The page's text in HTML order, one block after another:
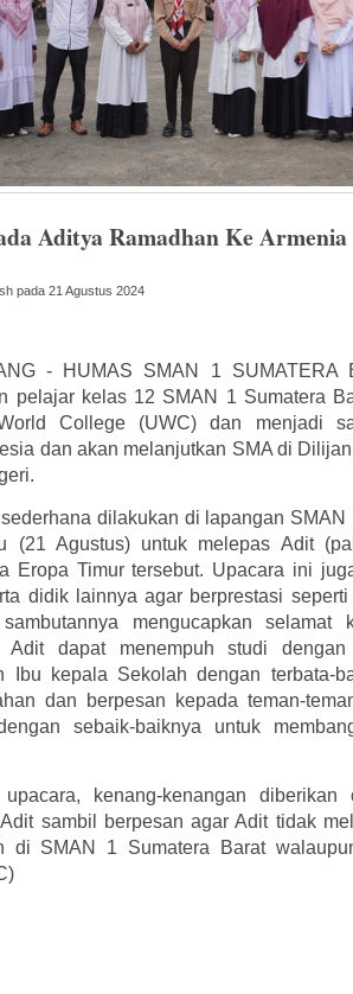
Aditya Ramadhan Ke Armenia
pada 21 Agustus 2024
- HUMAS SMAN 1 SUMATERA
pelajar kelas 12 SMAN 1 Sumatera
College (UWC) dan menjadi
dan akan melanjutkan SMA di
dilakukan di lapangan SMAN
(21 Agustus) untuk melepas Adit
Eropa Timur tersebut. Upacara ini
didik lainnya agar berprestasi
mengucapkan selamat
Adit dapat menempuh studi
Ibu kepala Sekolah dengan terbata-
dan berpesan kepada teman-
sebaik-baiknya untuk
kenang-kenangan
sambil berpesan agar Adit tidak
di SMAN 1 Sumatera Barat